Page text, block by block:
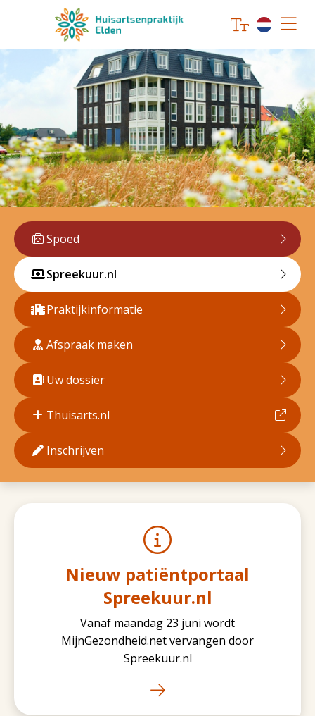
Spoed
Spreekuur.nl
Praktijkinformatie
Afspraak maken
Uw dossier
Thuisarts.nl
Inschrijven
Nieuw patiëntportaal
Spreekuur.nl
Vanaf maandag 23 juni wordt
MijnGezondheid.net vervangen door
Spreekuur.nl